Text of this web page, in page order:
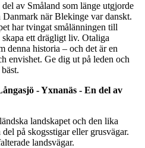
av Småland som länge utgjorde
Danmark när Blekinge var danskt.
har tvingat smålänningen till
ett drägligt liv. Otaliga
denna historia – och det är en
envishet. Ge dig ut på leden och
- Yxnanäs - En del av
landskapet och den lika
på skogsstigar eller grusvägar.
landsvägar.